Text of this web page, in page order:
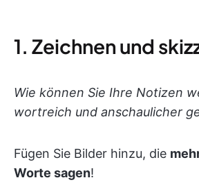
1. Zeichnen und
Wie können Sie Ihre Notizen
wortreich und anschaulicher
Fügen Sie Bilder hinzu, die
Worte sagen!